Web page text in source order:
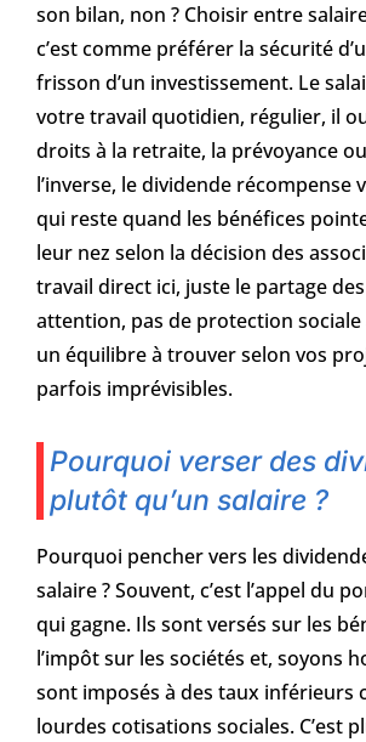
son bilan, non ? Choisir entre
c’est comme préférer la sécurité
frisson d’un investissement. Le
votre travail quotidien, régulier, il
droits à la retraite, la prévoyance
l’inverse, le dividende récompense
qui reste quand les bénéfices
leur nez selon la décision des
travail direct ici, juste le partage
attention, pas de protection sociale
un équilibre à trouver selon vos
parfois imprévisibles.
Pourquoi verser des
plutôt qu’un salaire ?
Pourquoi pencher vers les
salaire ? Souvent, c’est l’appel du
qui gagne. Ils sont versés sur les
l’impôt sur les sociétés et, soyons
sont imposés à des taux inférieurs
lourdes cotisations sociales. C’est